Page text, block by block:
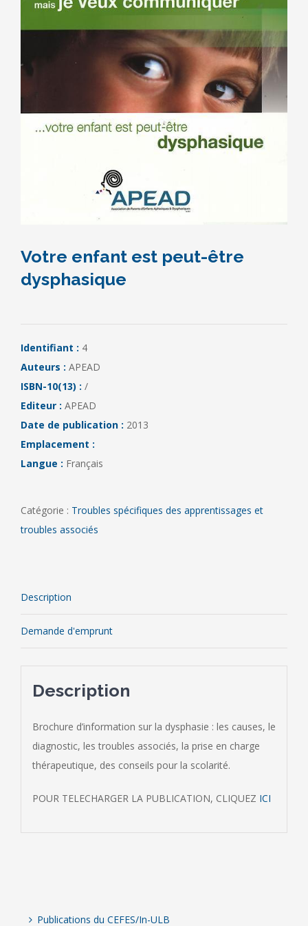
Votre enfant est peut-être
dysphasique
Identifiant : 4
Auteurs : APEAD
ISBN-10(13) : /
Editeur : APEAD
Date de publication : 2013
Emplacement :
Langue : Français
Catégorie : Troubles spécifiques des apprentissages et
troubles associés
Description
Demande d'emprunt
Description
Brochure d’information sur la dysphasie : les causes, le
diagnostic, les troubles associés, la prise en charge
thérapeutique, des conseils pour la scolarité.
POUR TELECHARGER LA PUBLICATION, CLIQUEZ ICI
Publications du CEFES/In-ULB